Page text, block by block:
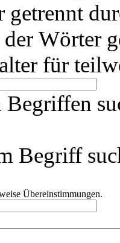
getrennt
Wörter
für
Begriff
Übereinstimmungen.